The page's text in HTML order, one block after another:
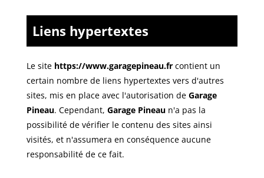
Liens hypertextes
Le site https://www.garagepineau.fr contient un
certain nombre de liens hypertextes vers d'autres
sites, mis en place avec l'autorisation de Garage
Pineau. Cependant, Garage Pineau n'a pas la
possibilité de vérifier le contenu des sites ainsi
visités, et n'assumera en conséquence aucune
responsabilité de ce fait.